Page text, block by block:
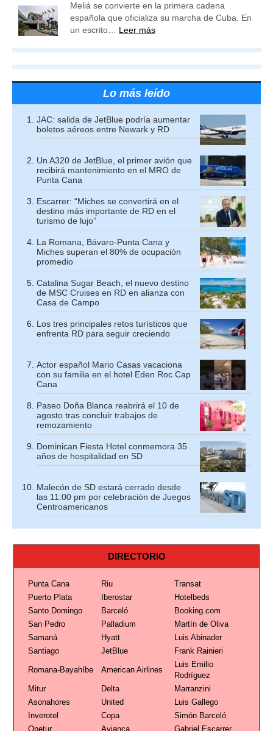
Meliá se convierte en la primera cadena
española que oficializa su marcha de Cuba. En
un escrito… Leer más
Lo más leído
JAC: salida de JetBlue podría aumentar
boletos aéreos entre Newark y RD
Un A320 de JetBlue, el primer avión que
recibirá mantenimiento en el MRO de
Punta Cana
Escarrer: “Miches se convertirá en el
destino más importante de RD en el
turismo de lujo”
La Romana, Bávaro-Punta Cana y
Miches superan el 80% de ocupación
promedio
Catalina Sugar Beach, el nuevo destino
de MSC Cruises en RD en alianza con
Casa de Campo
Los tres principales retos turísticos que
enfrenta RD para seguir creciendo
Actor español Mario Casas vacaciona
con su familia en el hotel Eden Roc Cap
Cana
Paseo Doña Blanca reabrirá el 10 de
agosto tras concluir trabajos de
remozamiento
Dominican Fiesta Hotel conmemora 35
años de hospitalidad en SD
Malecón de SD estará cerrado desde
las 11:00 pm por celebración de Juegos
Centroamericanos
DIRECTORIO
Punta Cana Riu
Transat
Puerto Plata
Iberostar
Hotelbeds
Santo Domingo
Barceló
Booking.com
San Pedro
Palladium
Martín de Oliva
Samaná
Hyatt
Luis Abinader
Santiago
JetBlue Frank Rainieri
Romana-Bayahíbe American Airlines
Luis Emilio
Rodríguez
Mitur
Delta
Marranzini
Asonahores
United
Luis Gallego
Inverotel
Copa
Simón Barceló
Opetur
Avianca Gabriel Escarrer